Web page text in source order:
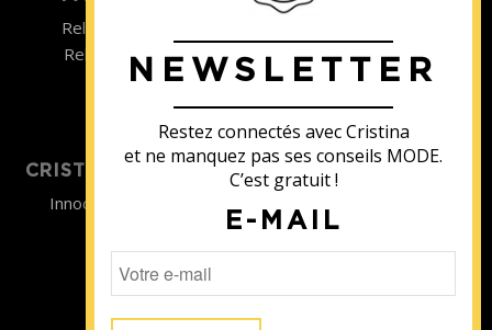
Relooking homme
Relooking femme
ENTREPRISE
Formations
CRISTINA SOUTIENT
Innocence en Danger
Sidaction
Contact
Newsletter
NEWSLETTER
Restez connectés avec Cristina
et ne manquez pas ses conseils MODE.
C’est gratuit !
E-MAIL